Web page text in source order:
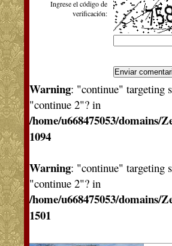
Ingrese el código de
verificación:
Warning: "continue" targeting
"continue 2"? in
/home/u668475053/
1094
Warning: "continue" targeting
"continue 2"? in
/home/u668475053/
1501